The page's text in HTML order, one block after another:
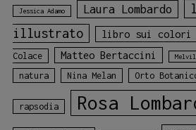
Jessica Adamo Laura Lombardo
illustrato
libro sui colori
Colace
Matteo Bertaccini
natura Nina Melan Orto
rapsodia Rosa